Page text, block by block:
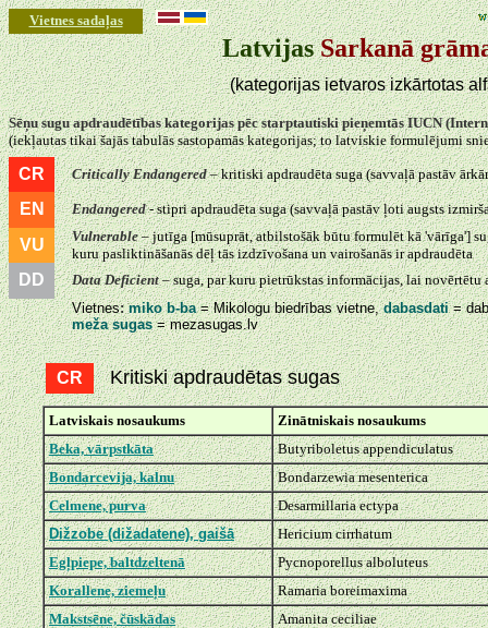
Vietnes sadaļas
LatvijasSarkanā
(kategorijas ietvaros izkārtotas
Sēņu sugu apdraudētības kategorijas pēc starptautiski pieņemtās IUCN
(iekļautas tikai šajās tabulās sastopamās kategorijas; to latviskie formulējumi
CR Critically Endangered– kritiski apdraudēta suga (savvaļā pastāv
EN Endangered- stipri apdraudēta suga (savvaļā pastāv ļoti augsts
VU Vulnerable– jutīga [mūsuprāt, atbilstošāk būtu formulēt kā 'vārīga']
kuru pasliktināšanās dēļ tās izdzīvošana un vairošanās ir apdraudēta
DD Data Deficient– suga, par kuru pietrūkstas informācijas, lai novērtētu
Vietnes: miko b-ba= Mikologu biedrības vietne,dabasdati=
meža sugas= mezasugas.lv
CR Kritiski apdraudētas sugas
Latviskais nosaukums
Zinātniskais nosaukums
Beka, vārpstkāta
Butyriboletus appendiculatus
Bondarcevija, kalnu
Bondarzewia mesenterica
Celmene, purva
Desarmillaria ectypa
Dižzobe (dižadatene), gaišā
Hericium cirrhatum
Egļpiepe, baltdzeltenā
Pycnoporellus alboluteus
Korallene, ziemeļu
Ramaria boreimaxima
Makstsēne, čūskādas
Amanita ceciliae